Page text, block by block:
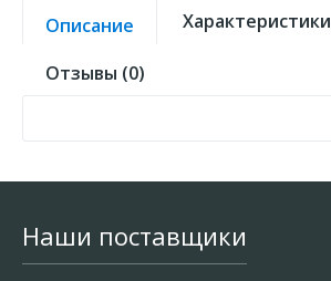
Описание Характеристики
Отзывы (0)
Наши поставщики